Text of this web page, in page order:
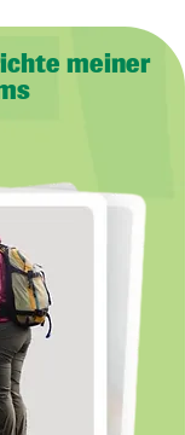
meiner